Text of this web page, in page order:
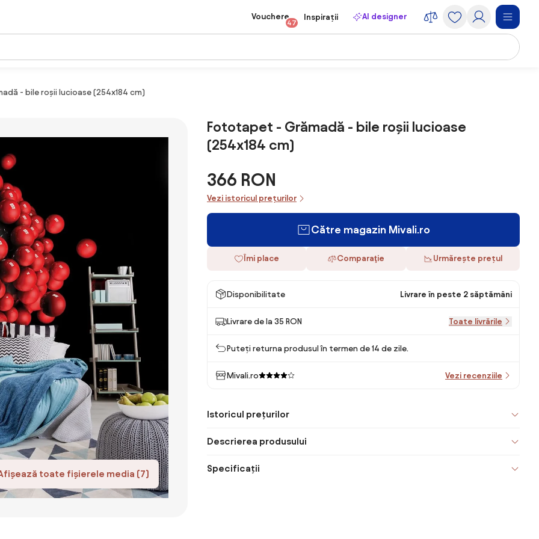
Vouchere
47
Inspirații AI designer
- bile roșii lucioase (254x184 cm)
toate fișierele media (7)
Fototapet - Grămadă - bile roșii lucioase
(254x184 cm)
366 RON
Vezi istoricul prețurilor
Către magazin Mivali.ro
Îmi place Comparaţie Urmărește prețul
Disponibilitate Livrare în peste 2 săptămâni
Livrare de la 35 RON Toate livrările
Puteți returna produsul în termen de 14 de zile.
Mivali.ro Vezi recenziile
Istoricul prețurilor
Descrierea produsului
Specificații